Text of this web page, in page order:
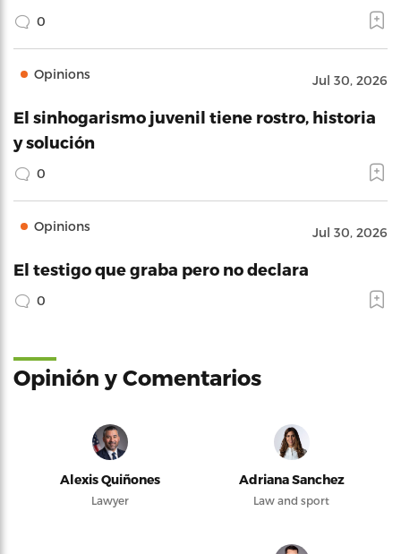
0
Opinions Jul 30, 2026
El sinhogarismo juvenil tiene rostro, historia
y solución
0
Opinions Jul 30, 2026
El testigo que graba pero no declara
0
Opinión y Comentarios
Alexis Quiñones
Lawyer
Adriana Sanchez
Law and sport